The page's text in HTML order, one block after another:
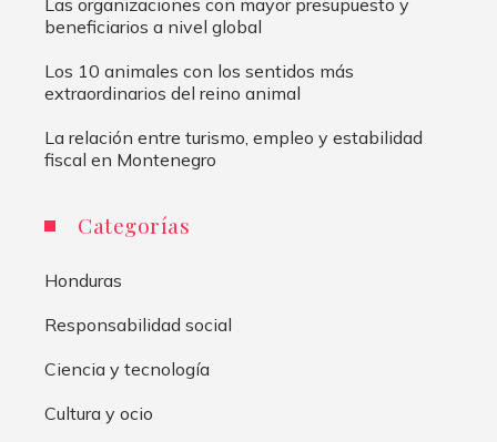
Las organizaciones con mayor presupuesto y
beneficiarios a nivel global
Los 10 animales con los sentidos más
extraordinarios del reino animal
La relación entre turismo, empleo y estabilidad
fiscal en Montenegro
Categorías
Honduras
Responsabilidad social
Ciencia y tecnología
Cultura y ocio